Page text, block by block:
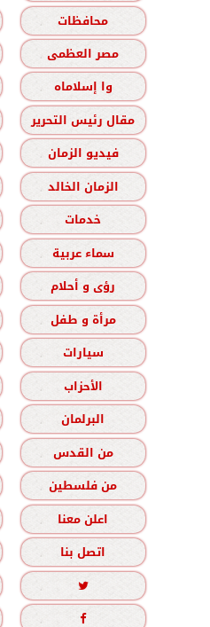
محافظات
مصر العظمى
وا إسلاماه
مقال رئيس التحرير
فيديو الزمان
الزمان الخالد
خدمات
سماء عربية
رؤى و أحلام
مرأة و طفل
سيارات
الأحزاب
البرلمان
من القدس
من فلسطين
اعلن معنا
اتصل بنا

